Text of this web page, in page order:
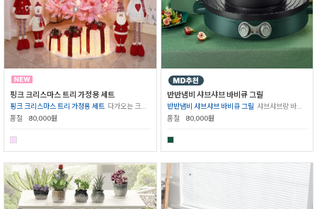
핑크 크리스마스 트리 가정용 세트
핑크 크리스마스 트리 가정용 세트 다가오는 크리스마스감성의 필수품
품절
80,000원
반반냄비 샤브샤브 바비큐 그릴
반반냄비 샤브샤브 바비큐 그릴 샤브샤브랑 바비큐를 같이 함께하는 행복함
품절
80,000원